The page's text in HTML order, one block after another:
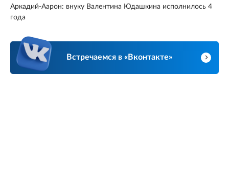
Аркадий-Аарон: внуку Валентина Юдашкина исполнилось 4
года
Встречаемся в «Вконтакте»